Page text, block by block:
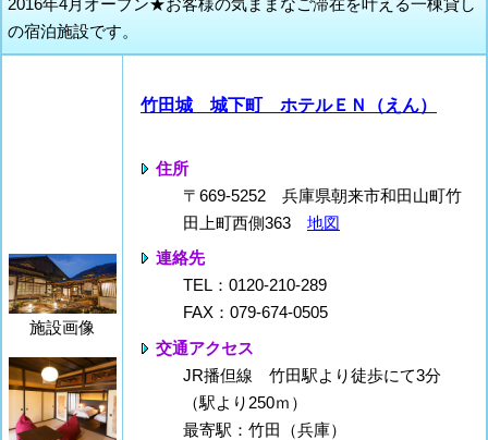
の宿泊施設です。
施設画像
竹田城 城下町 ホテルＥＮ（えん）
住所
〒669-5252 兵庫県朝来市和田山町竹
田上町西側363 地図
連絡先
TEL：0120-210-289
FAX：079-674-0505
交通アクセス
JR播但線 竹田駅より徒歩にて3分
（駅より250ｍ）
最寄駅：竹田（兵庫）